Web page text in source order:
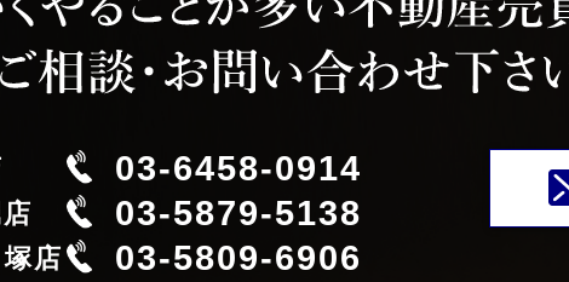
03-6458-0914
03-5879-5138
店 03-5809-6906